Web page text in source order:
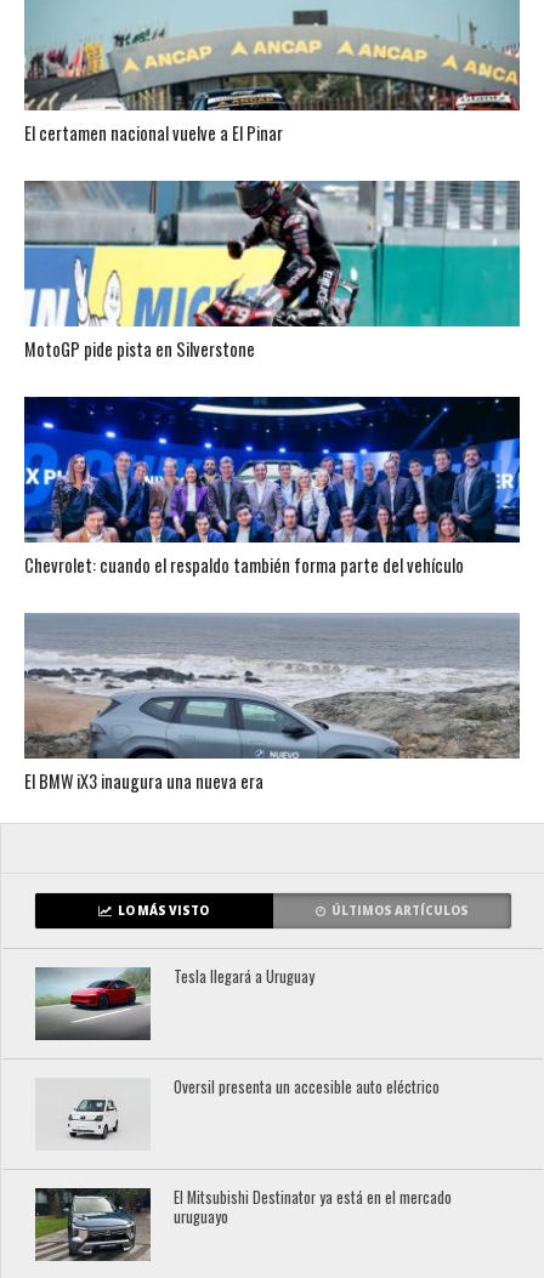
El certamen nacional vuelve a El Pinar
MotoGP pide pista en Silverstone
Chevrolet: cuando el respaldo también forma parte del vehículo
El BMW iX3 inaugura una nueva era
LO MÁS VISTO ÚLTIMOS ARTÍCULOS
Tesla llegará a Uruguay
Oversil presenta un accesible auto eléctrico
El Mitsubishi Destinator ya está en el mercado
uruguayo